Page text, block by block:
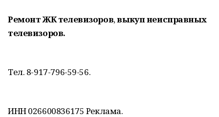
Ремонт ЖК телевизоров,выкуп неисправных
телевизоров.
Тел. 8-917-796-59-56.
ИНН 026600836175 Реклама.